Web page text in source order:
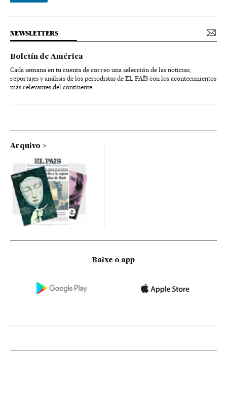
NEWSLETTERS
Boletín de América
Cada semana en tu cuenta de correo una selección de las noticias,
reportajes y análisis de los periodistas de EL PAÍS con los acontecimientos
más relevantes del continente.
Arquivo
Baixe o app